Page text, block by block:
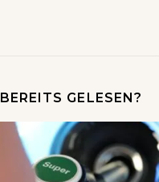
BEREITS GELESEN?